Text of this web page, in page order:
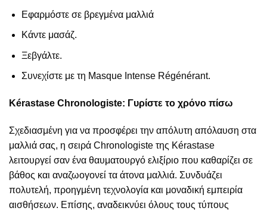
Εφαρμόστε σε βρεγμένα μαλλιά
Κάντε μασάζ.
Ξεβγάλτε.
Συνεχίστε με τη Masque Intense Régénérant.
Kérastase Chronologiste: Γυρίστε το χρόνο πίσω
Σχεδιασμένη για να προσφέρει την απόλυτη απόλαυση στα
μαλλιά σας, η σειρά Chronologiste της Kérastase
λειτουργεί σαν ένα θαυματουργό ελιξίριο που καθαρίζει σε
βάθος και αναζωογονεί τα άτονα μαλλιά. Συνδυάζει
πολυτελή, προηγμένη τεχνολογία και μοναδική εμπειρία
αισθήσεων. Επίσης, αναδεικνύει όλους τους τύπους